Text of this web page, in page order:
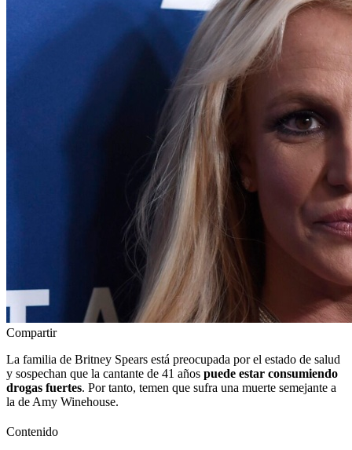
Compartir
La familia de Britney Spears está preocupada por el estado de salud
y sospechan que la cantante de 41 años puede estar consumiendo
drogas fuertes. Por tanto, temen que sufra una muerte semejante a
la de Amy Winehouse.
Contenido